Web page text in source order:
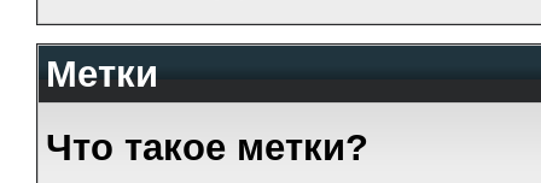
Метки
Что такое метки?